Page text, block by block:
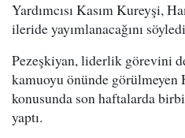
Yardımcısı Kasım Kureyşi,
ileride yayımlanacağını
Pezeşkiyan, liderlik görevini
kamuoyu önünde görülmeyen
konusunda son haftalarda
yaptı.